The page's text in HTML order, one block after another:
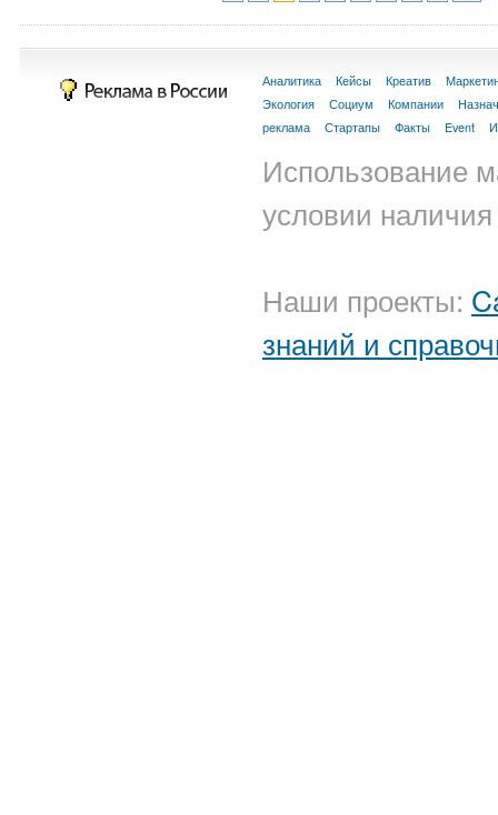
Аналитика Кейсы Креатив
Экология
Социум Компании
реклама
Стартапы Факты Event
Использование
условии
Наши проекты:
знаний и